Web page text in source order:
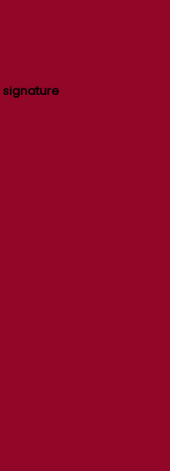
signature